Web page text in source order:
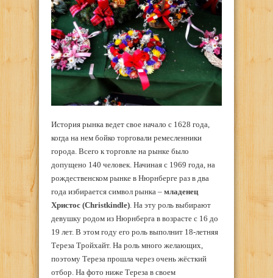
История рынка ведет свое начало с 1628 года,
когда на нем бойко торговали ремесленники
города. Всего к торговле на рынке было
допущено 140 человек. Начиная с 1969 года, на
рождественском рынке в Нюрнберге раз в два
года избирается символ рынка – младенец
Христос (Christkindle) . На эту роль выбирают
девушку родом из Нюрнберга в возрасте с 16 до
19 лет. В этом году его роль выполнит 18-летняя
Тереза Тройхайт. На роль много желающих,
поэтому Тереза прошла через очень жёсткий
отбор. На фото ниже Тереза в своем